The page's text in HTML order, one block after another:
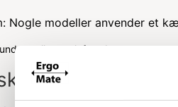
Nogle modeller anvender et
pallen og løfter den op.
palleløfter skal